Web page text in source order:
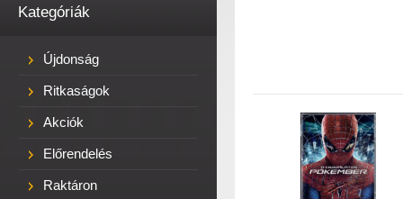
Kategóriák
Újdonság
Ritkaságok
Akciók
Előrendelés
Raktáron